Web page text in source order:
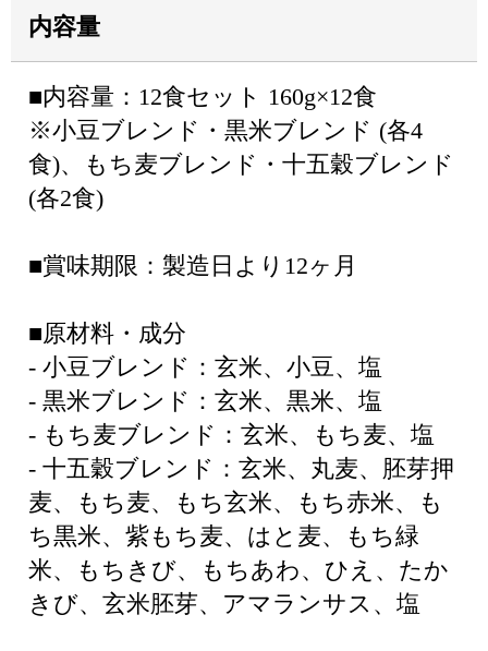
内容量
■内容量：12食セット 160g×12食
※小豆ブレンド・黒米ブレンド (各4
食)、もち麦ブレンド・十五穀ブレンド
(各2食)
■賞味期限：製造日より12ヶ月
■原材料・成分
- 小豆ブレンド：玄米、小豆、塩
- 黒米ブレンド：玄米、黒米、塩
- もち麦ブレンド：玄米、もち麦、塩
- 十五穀ブレンド：玄米、丸麦、胚芽押
麦、もち麦、もち玄米、もち赤米、も
ち黒米、紫もち麦、はと麦、もち緑
米、もちきび、もちあわ、ひえ、たか
きび、玄米胚芽、アマランサス、塩